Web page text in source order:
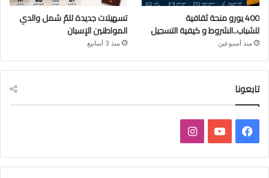
400 يورو منحة ثقافية
للشباب..الشروط و كيفية التسجيل
منذ أسبوعين
تسهيلات جديدة للمّ شمل والدي
المواطنين الإسبان
منذ 3 أسابيع
تابعونا
فيسبوكيوتيوبانستقرام